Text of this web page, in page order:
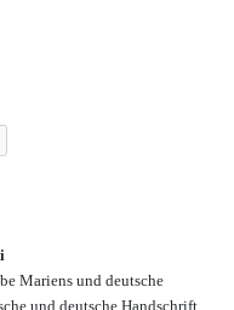
Mariens und deutsche
und deutsche Handschrift